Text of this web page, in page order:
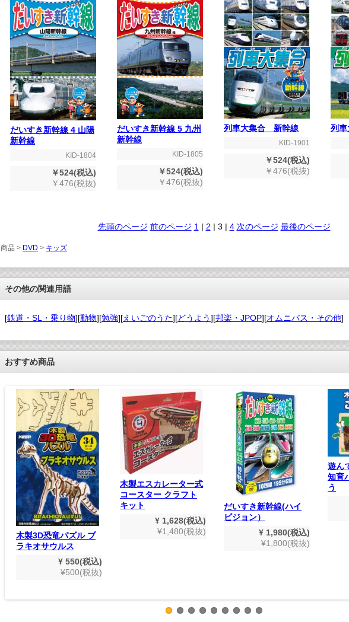
だいすき新幹線 4 山陽
新幹線
KID-1804
￥524(税込)
￥476(税抜)
だいすき新幹線 5 九州
新幹線
KID-1805
￥524(税込)
￥476(税抜)
列車大集合 新幹線
KID-1901
￥524(税込)
￥476(税抜)
列
先頭のページ 前のページ 1 | 2 | 3 | 4 次のページ 最後のページ
商品 > DVD > キッズ
その他の関連用語
[鉄道・SL・乗り物][動物][勉強][えいごのうた][どうよう][邦楽・JPOP][オムニバス・その他]
おすすめ商品
木製3D恐竜パズル ブ
ラキオサウルス
¥ 550(税込)
¥500(税抜)
木製エスカレーター式
コースター クラフト
キット
¥ 1,628(税込)
¥1,480(税抜)
だいすき新幹線(ハイ
ビジョン）
¥ 1,980(税込)
¥1,800(税抜)
遊ん
知育
う